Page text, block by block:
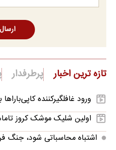
ارسال
تازه ترین اخبار پرطرفدار
ورود غافلگیرکننده
اولین شلیک موشک کروز
اشتباه محاسباتی شود، جنگ